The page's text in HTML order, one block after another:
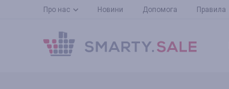
Про нас Новини Допомога Правила